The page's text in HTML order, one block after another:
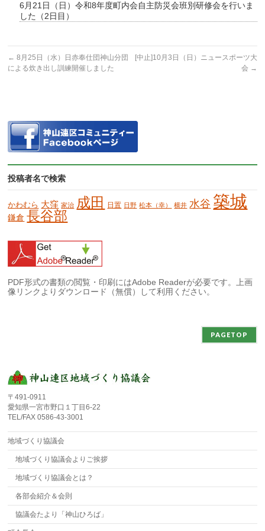
6月21日（日）令和8年度町内会自主防災会班別研修会を行いま
した（2日目）
← 8月25日（水）日赤奉仕団神山分団
による炊き出し訓練開催しました
[中止]10月3日（日）ニュースポーツ大
会 →
投稿者名で検索
かわむら 大窪 家治 成田 日置 日野 松本（幸） 横井 水谷 築城
鎌倉 長谷部
PDF形式の書類の閲覧・印刷にはAdobe Readerが必要です。上画
像リンクよりダウンロード（無償）して利用ください。
PAGETOP
〒491-0911
愛知県一宮市野口１丁目6-22
TEL/FAX 0586-43-3001
地域づくり協議会
地域づくり協議会よりご挨拶
地域づくり協議会とは？
各部会紹介＆会則
協議会たより「神山ひろば」